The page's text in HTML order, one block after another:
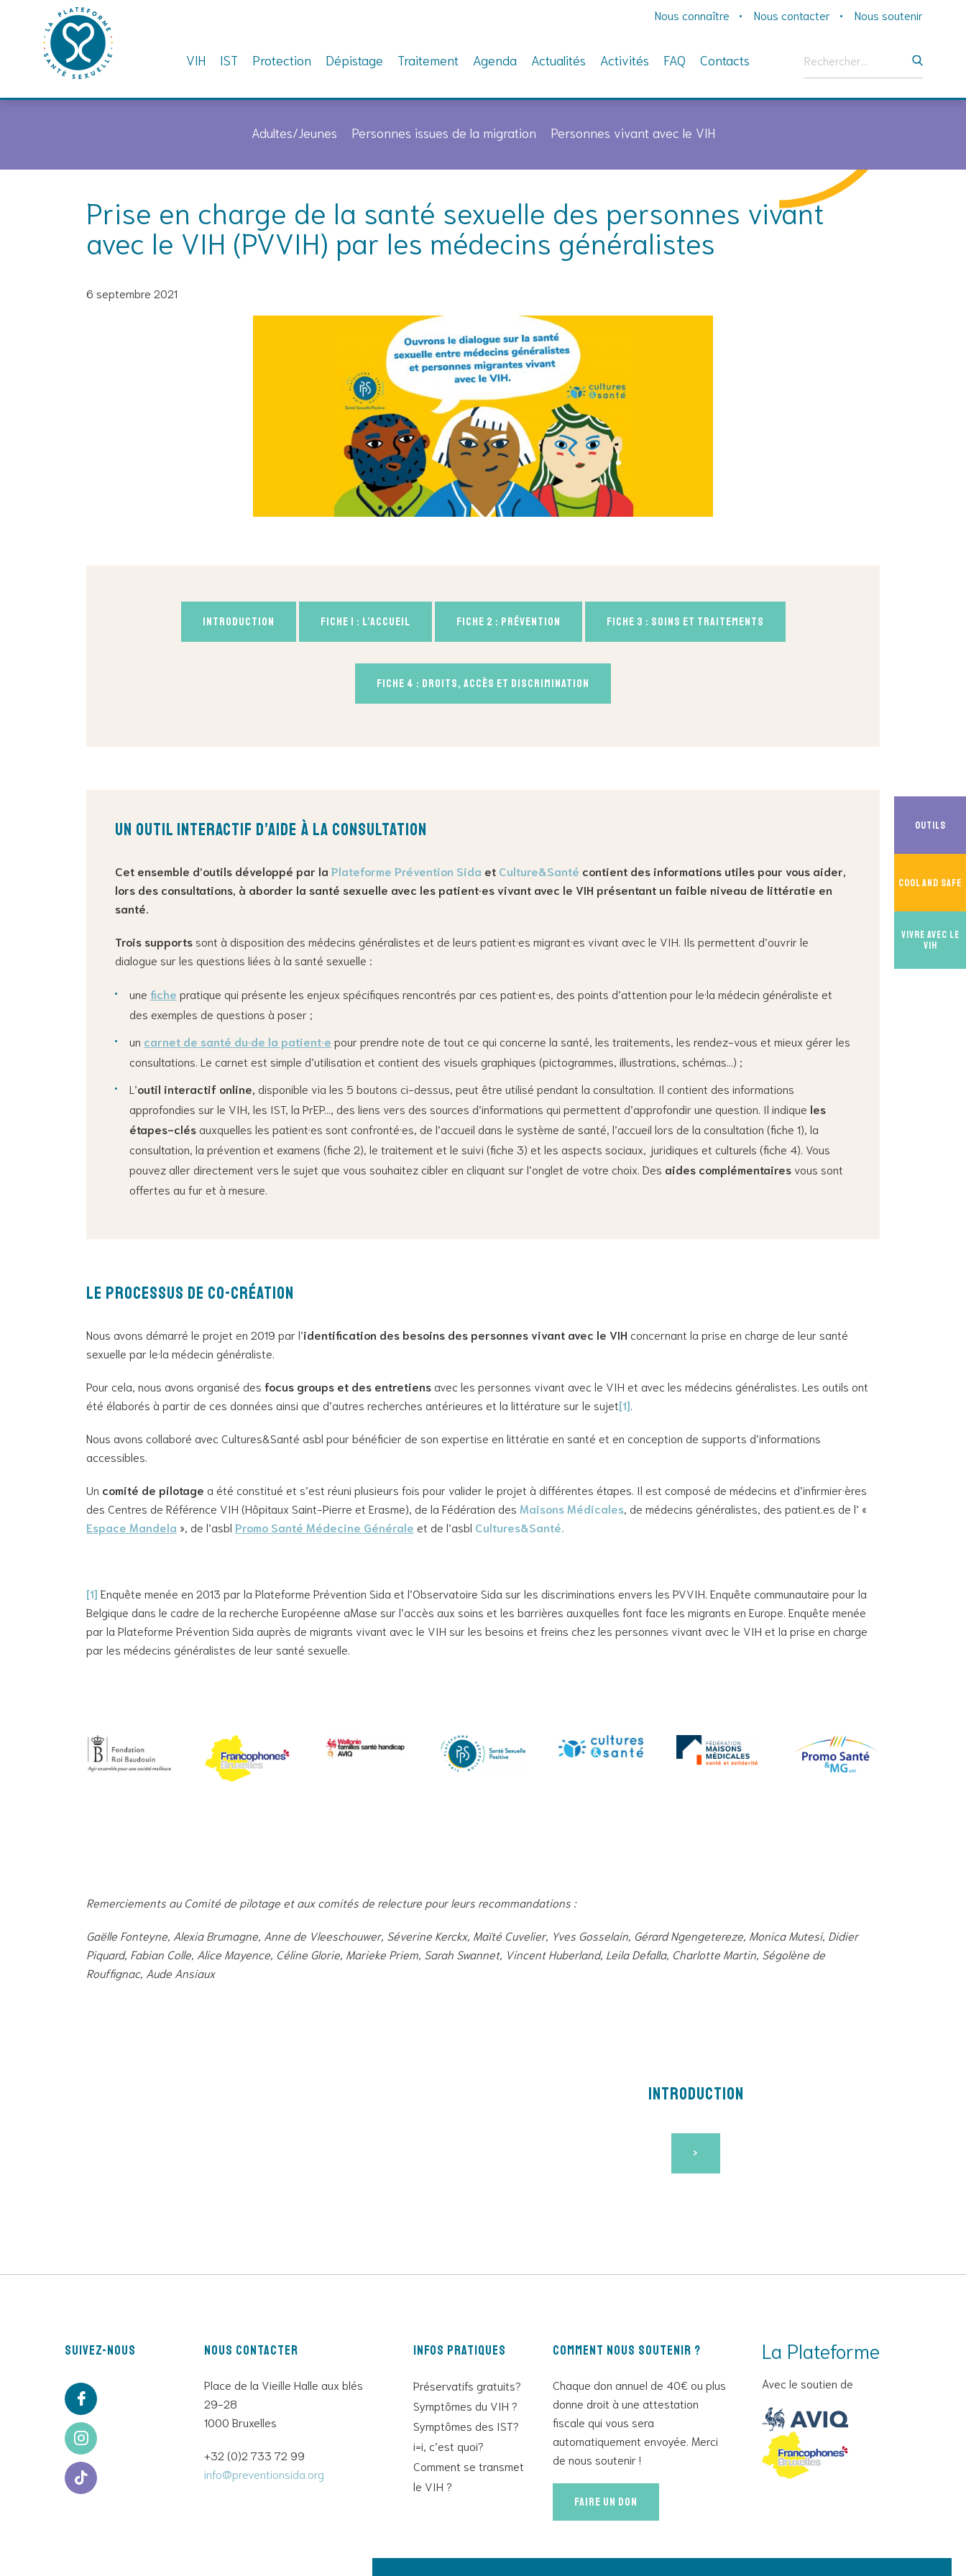
Skip
Nous connaître Nous contacter Nous soutenir
VIH IST Protection Dépistage Traitement Agenda Actualités Activités FAQ Contacts
Outils
Cool And Safe
Vivre avec le
VIH
Adultes/Jeunes Personnes issues de la migration Personnes vivant avec le VIH
Prise en charge de la santé sexuelle des personnes vivant
avec le VIH (PVVIH) par les médecins généralistes
6 septembre 2021
INTRODUCTION FICHE 1 : L’accueil Fiche 2 : prévention Fiche 3 : soins et traitements
Fiche 4 : droits, accès et discrimination
Un outil interactif d’aide à la consultation
Cet ensemble d’outils développé par la Plateforme Prévention Sida et Culture&Santé contient des informations utiles pour vous aider,
lors des consultations, à aborder la santé sexuelle avec les patient·es vivant avec le VIH présentant un faible niveau de littératie en
santé.
Trois supports sont à disposition des médecins généralistes et de leurs patient·es migrant·es vivant avec le VIH. Ils permettent d’ouvrir le
dialogue sur les questions liées à la santé sexuelle :
une fiche pratique qui présente les enjeux spécifiques rencontrés par ces patient·es, des points d’attention pour le·la médecin généraliste et
des exemples de questions à poser ;
un carnet de santé du·de la patient·e pour prendre note de tout ce qui concerne la santé, les traitements, les rendez-vous et mieux gérer les
consultations. Le carnet est simple d’utilisation et contient des visuels graphiques (pictogrammes, illustrations, schémas…) ;
L’outil interactif online, disponible via les 5 boutons ci-dessus, peut être utilisé pendant la consultation. Il contient des informations
approfondies sur le VIH, les IST, la PrEP…, des liens vers des sources d’informations qui permettent d’approfondir une question. Il indique les
étapes-clés auxquelles les patient·es sont confronté·es, de l’accueil dans le système de santé, l’accueil lors de la consultation (fiche 1), la
consultation, la prévention et examens (fiche 2), le traitement et le suivi (fiche 3) et les aspects sociaux, juridiques et culturels (fiche 4). Vous
pouvez aller directement vers le sujet que vous souhaitez cibler en cliquant sur l’onglet de votre choix. Des aides complémentaires vous sont
offertes au fur et à mesure.
Le processus de co-création
Nous avons démarré le projet en 2019 par l’identification des besoins des personnes vivant avec le VIH concernant la prise en charge de leur santé
sexuelle par le·la médecin généraliste.
Pour cela, nous avons organisé des focus groups et des entretiens avec les personnes vivant avec le VIH et avec les médecins généralistes. Les outils ont
été élaborés à partir de ces données ainsi que d’autres recherches antérieures et la littérature sur le sujet[1]
Nous avons collaboré avec Cultures&Santé asbl pour bénéficier de son expertise en littératie en santé et en conception de supports d’informations
accessibles.
Un comité de pilotage a été constitué et s’est réuni plusieurs fois pour valider le projet à différentes étapes. Il est composé de médecins et d’infirmier·ères
des Centres de Référence VIH (Hôpitaux Saint-Pierre et Erasme), de la Fédération des Maisons Médicales , de médecins généralistes, des patient.es de l’ «
Espace Mandela », de l’asbl Promo Santé Médecine Générale et de l’asbl Cultures&Santé.
[1] Enquête menée en 2013 par la Plateforme Prévention Sida et l’Observatoire Sida sur les discriminations envers les PVVIH. Enquête communautaire pour la
Belgique dans le cadre de la recherche Européenne aMase sur l’accès aux soins et les barrières auxquelles font face les migrants en Europe. Enquête menée
par la Plateforme Prévention Sida auprès de migrants vivant avec le VIH sur les besoins et freins chez les personnes vivant avec le VIH et la prise en charge
par les médecins généralistes de leur santé sexuelle.
Remerciements au Comité de pilotage et aux comités de relecture pour leurs recommandations :
Gaëlle Fonteyne, Alexia Brumagne, Anne de Vleeschouwer, Séverine Kerckx, Maïté Cuvelier, Yves Gosselain, Gérard Ngengetereze, Monica Mutesi, Didier
Piquard, Fabian Colle, Alice Mayence, Céline Glorie, Marieke Priem, Sarah Swannet, Vincent Huberland, Leila Defalla, Charlotte Martin, Ségolène de
Rouffignac, Aude Ansiaux
INTRODUCTION
>
Suivez-nous Nous contacter
Place de la Vieille Halle aux blés
29-28
1000 Bruxelles
+32 (0)2 733 72 99
info@preventionsida.org
Infos pratiques
Préservatifs gratuits?
Symptômes du VIH ?
Symptômes des IST?
i=i, c’est quoi?
Comment se transmet
le VIH ?
Comment nous soutenir ?
Chaque don annuel de 40€ ou plus
donne droit à une attestation
fiscale qui vous sera
automatiquement envoyée. Merci
de nous soutenir !
Faire un don
La Plateforme
Avec le soutien de